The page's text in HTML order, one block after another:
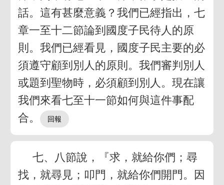
話。這有甚麼意義？我們已經指出，七
章一至十二節論到國度子民待人的原
則。我們已經看見，國度子民主要的必
須遵守顧到別人的原則。我們審判別人
或題到聖物時，必須顧到別人。現在讓
我們來看七至十一節如何與這件事配
合。
七、八節說，『求，就給你們；尋
找，就尋見；叩門，就給你們開門。因